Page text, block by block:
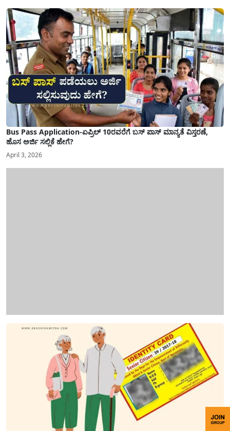
Bus Pass Application-ಏಪ್ರಿಲ್ 10ರವರೆಗೆ ಬಸ್ ಪಾಸ್ ಮಾನ್ಯತೆ ವಿಸ್ತರಣೆ,
ಹೊಸ ಅರ್ಜಿ ಸಲ್ಲಿಕೆ ಹೇಗೆ?
April 3, 2026